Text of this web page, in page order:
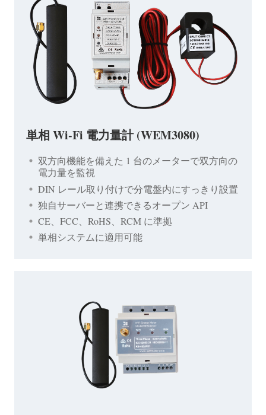
単相 Wi-Fi 電力量計 (WEM3080)
双方向機能を備えた 1 台のメーターで双方向の
電力量を監視
DIN レール取り付けで分電盤内にすっきり設置
独自サーバーと連携できるオープン API
CE、FCC、RoHS、RCM に準拠
単相システムに適用可能